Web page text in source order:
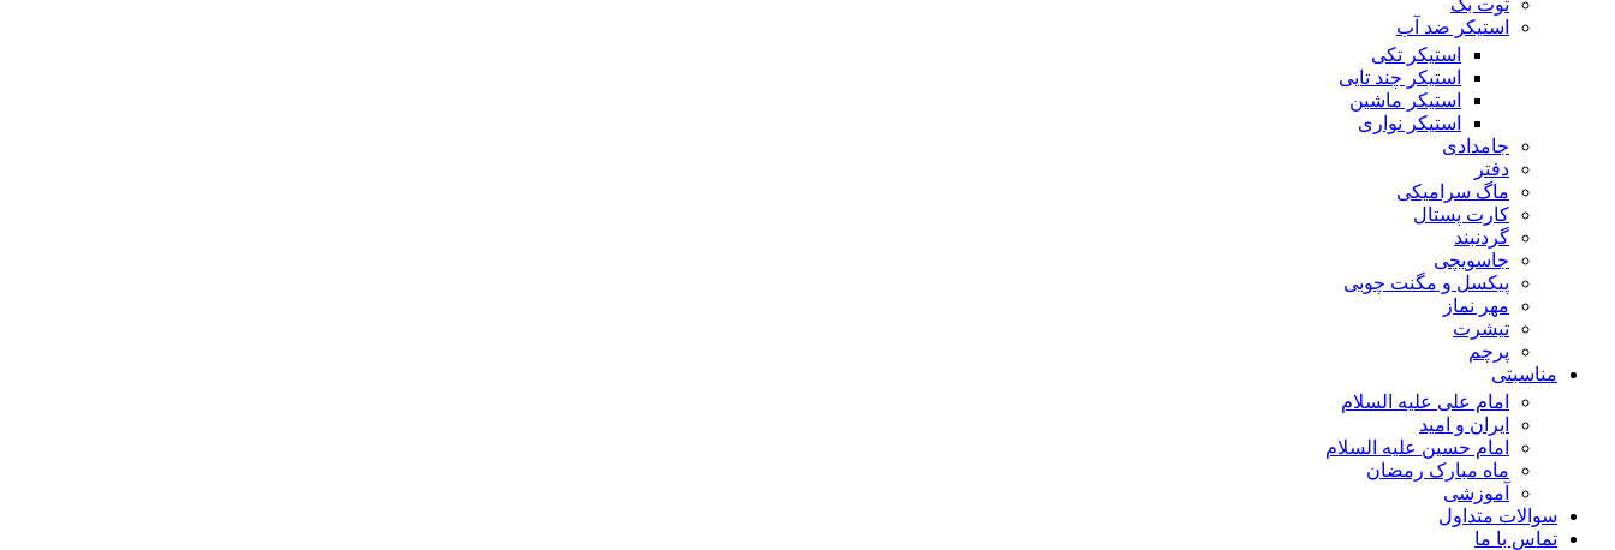
توت بگ
استیکر ضد آب
استیکر تکی
استیکر چند تایی
استیکر ماشین
استیکر نواری
جامدادی
دفتر
ماگ سرامیکی
کارت پستال
گردنبند
جاسویچی
پیکسل و مگنت چوبی
مهر نماز
تیشرت
پرچم
مناسبتی
امام علی علیه السلام
ایران و امید
امام حسین علیه السلام
ماه مبارک رمضان
آموزشی
سوالات متداول
تماس با ما